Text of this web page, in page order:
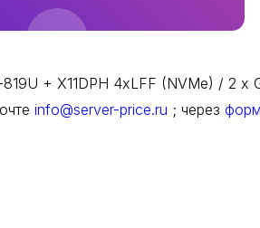
+ X11DPH 4xLFF (NVMe) / 2
info@server-price.ru ; через